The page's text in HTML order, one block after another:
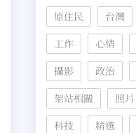
原住民
台灣
工作
心情
攝影
政治
架站相關
照片
科技
精選